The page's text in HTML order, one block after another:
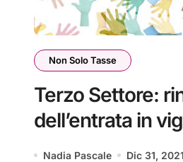
Non Solo Tasse
Terzo Settore:
dell’entrata in
fino al 2024
Nadia Pascale Dic 31, 2021